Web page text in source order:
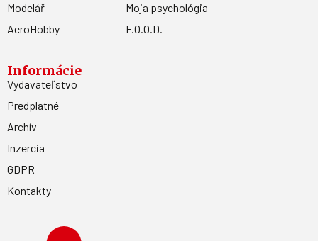
Modelář
AeroHobby
Moja psychológia
F.O.O.D.
Informácie
Vydavateľstvo
Predplatné
Archív
Inzercia
GDPR
Kontakty